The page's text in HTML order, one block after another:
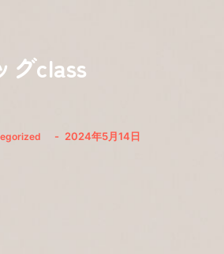
グclass
- 2024年5月14日